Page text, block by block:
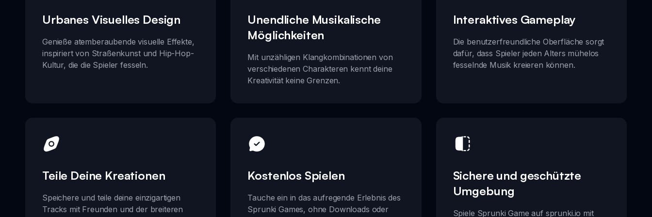
Urbanes Visuelles Design
Genieße atemberaubende visuelle Effekte,
inspiriert von Straßenkunst und Hip-Hop-
Kultur, die die Spieler fesseln.
Unendliche Musikalische
Möglichkeiten
Mit unzähligen Klangkombinationen von
verschiedenen Charakteren kennt deine
Kreativität keine Grenzen.
Interaktives Gameplay
Die benutzerfreundliche Oberfläche sorgt
dafür, dass Spieler jeden Alters mühelos
fesselnde Musik kreieren können.
Teile Deine Kreationen
Speichere und teile deine einzigartigen
Tracks mit Freunden und der breiteren
Kostenlos Spielen
Tauche ein in das aufregende Erlebnis des
Sprunki Games, ohne Downloads oder
Sichere und geschützte
Umgebung
Spiele Sprunki Game auf sprunki.io mit